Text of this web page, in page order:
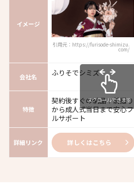
イメージ
引用元：https://furisode-shimizu.
com/
会社名 ふりそでシミズ
特徴
契約後すぐの納品！前撮り
から成人式当日まで安心フ
ルサポート
詳細リンク 詳しくはこちら
スクロールできます